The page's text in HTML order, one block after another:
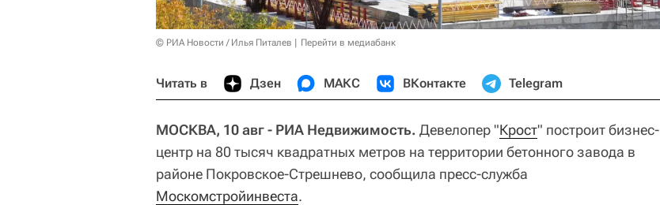
© РИА Новости / Илья Питалев Перейти в медиабанк
Читать в Дзен МАКС ВКонтакте Telegram
МОСКВА, 10 авг - РИА Недвижимость. Девелопер "Крост" построит бизнес-
центр на 80 тысяч квадратных метров на территории бетонного завода в
районе Покровское-Стрешнево, сообщила пресс-служба
Москомстройинвеста.